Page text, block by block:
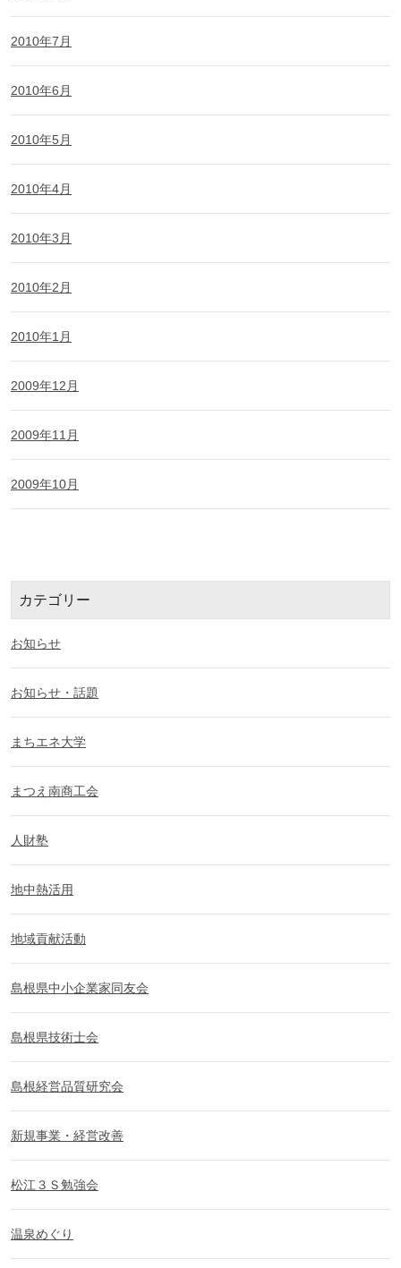
2010年7月
2010年6月
2010年5月
2010年4月
2010年3月
2010年2月
2010年1月
2009年12月
2009年11月
2009年10月
カテゴリー
お知らせ
お知らせ・話題
まちエネ大学
まつえ南商工会
人財塾
地中熱活用
地域貢献活動
島根県中小企業家同友会
島根県技術士会
島根経営品質研究会
新規事業・経営改善
松江３Ｓ勉強会
温泉めぐり